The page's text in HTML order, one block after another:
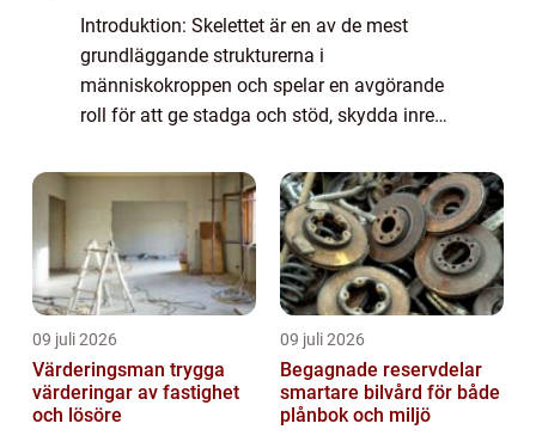
Introduktion: Skelettet är en av de mest
grundläggande strukturerna i
människokroppen och spelar en avgörande
roll för att ge stadga och stöd, skydda inre
kommer vi att ge en omfattande
genomgång av fakta...
09 juli 2026
Värderingsman trygga
värderingar av fastighet
och lösöre
09 juli 2026
Begagnade reservdelar
smartare bilvård för både
plånbok och miljö